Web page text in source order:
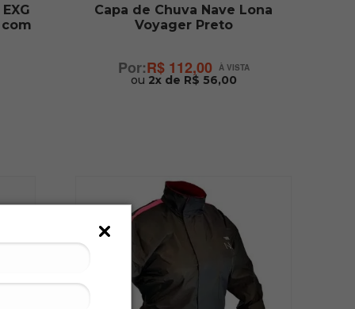
Capa de Chuva Nave Lona
Voyager Preto
R$ 112,00
ou 2x de R$ 56,00